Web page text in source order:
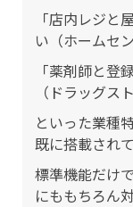
「店内レジと
い（ホームセ
「薬剤師と登
（ドラッグス
といった業種
既に搭載されて
標準機能だけ
にももちろん対